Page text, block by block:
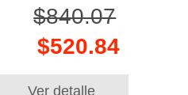
$840.07
$520.84
Ver detalle